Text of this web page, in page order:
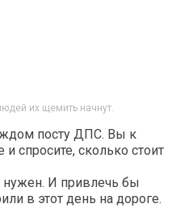
их щемить начнут.
посту ДПС. Вы к
спросите, сколько стоит
нужен. И привлечь бы
в этот день на дороге.